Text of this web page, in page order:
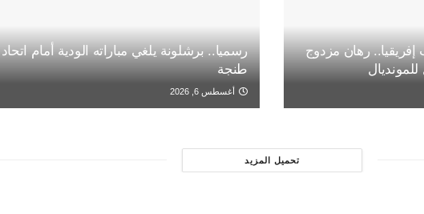
رهان مزدوج
رسميا.. برشلونة يلغي مباراته الودية أمام اتحاد
طنجة
أغسطس 6, 2026
تحميل المزيد